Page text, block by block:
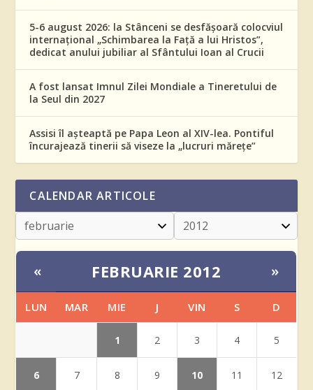
5-6 august 2026: la Stânceni se desfășoară colocviul
internațional „Schimbarea la Față a lui Hristos”,
dedicat anului jubiliar al Sfântului Ioan al Crucii
A fost lansat Imnul Zilei Mondiale a Tineretului de
la Seul din 2027
Assisi îl așteaptă pe Papa Leon al XIV-lea. Pontiful
încurajează tinerii să viseze la „lucruri mărețe”
CALENDAR ARTICOLE
« FEBRUARIE 2012 »
LUN MAR MIE J VIN S D
1 2 3 4 5
6 7 8 9 10 11 12